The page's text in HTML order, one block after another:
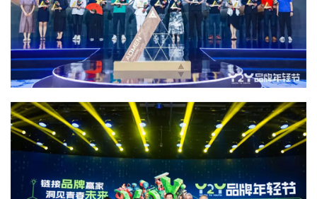
业
消
费
生
活
科
技
登录 注册